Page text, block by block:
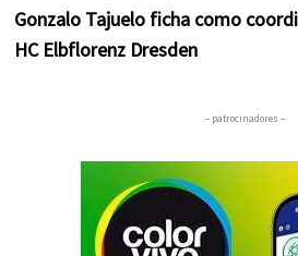
Gonzalo Tajuelo ficha como
HC Elbflorenz Dresden
– patrocinadores –